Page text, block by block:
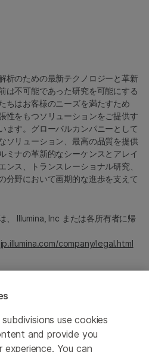
析のための最新テクノロジーと革新
は不可能であった研究を可能にする
ちはお客様のニーズを満たすため
性をもつソリューションをご提供す
ます。グローバルカンパニーとして
ソリューション、最高の品質を提供
ミナの革新的なシーケンスとアレイ
ス、トランスレーショナル研究、
分野において画期的な進歩を支えて
、 Illumina, Inc または各所有者に帰
jp.illumina.com/company/legal.html
use cookies
and provide you
You can